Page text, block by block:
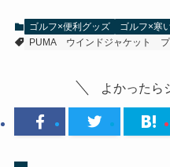
ゴルフ×便利グッズ
ゴルフ×寒
PUMA
ウインドジャケット
よかったら